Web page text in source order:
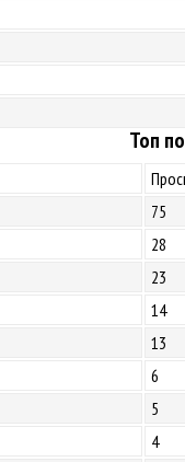
Топ
75
28
23
14
13
6
5
4